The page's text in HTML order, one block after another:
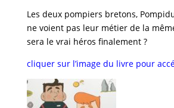
Les deux pompiers bretons,
ne voient pas leur métier de la
sera le vrai héros finalement ?
cliquer sur l’image du livre pour